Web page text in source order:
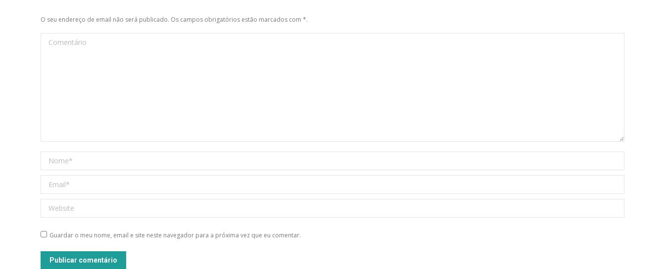
O seu endereço de email não será publicado. Os campos obrigatórios estão marcados com *.
Comentário
Nome *
Email *
Website
Guardar o meu nome, email e site neste navegador para a próxima vez que eu comentar.
Publicar comentário